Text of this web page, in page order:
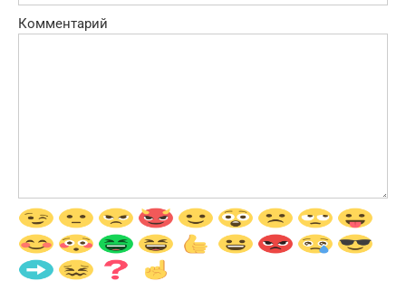
Комментарий